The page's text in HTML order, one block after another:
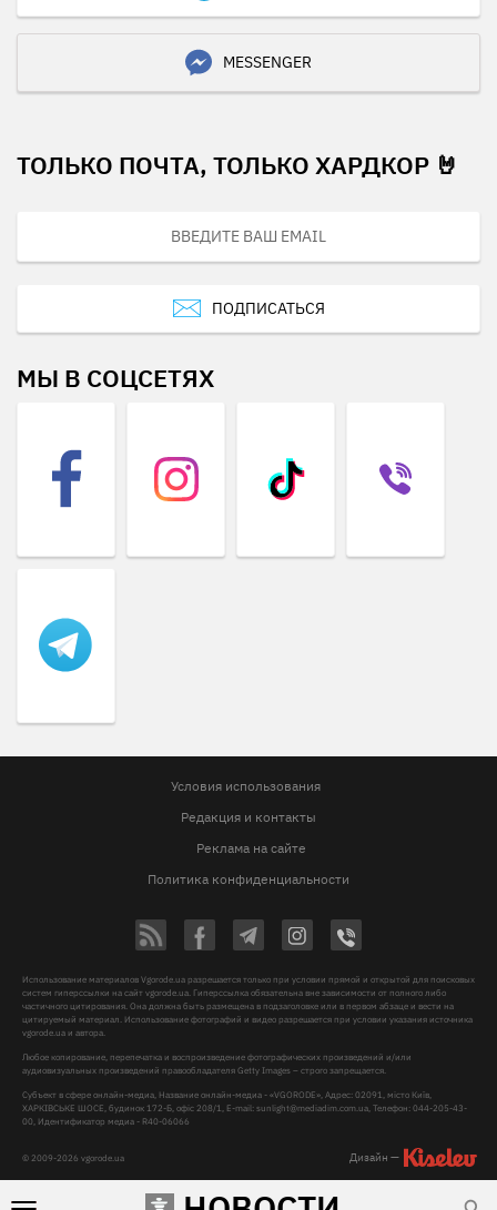
MESSENGER
ТОЛЬКО ПОЧТА, ТОЛЬКО ХАРДКОР 🤘
ПОДПИСАТЬСЯ
МЫ В СОЦСЕТЯХ
Условия использования
Редакция и контакты
Реклама на сайте
Политика конфиденциальности
© 2009-2026 vgorode.ua
Использование материалов Vgorode.ua разрешается только при условии прямой и открытой для поисковых
систем гиперссылки на сайт vgorode.ua. Гиперссылка обязательна вне зависимости от полного либо
частичного цитирования. Она должна быть размещена в подзаголовке или в первом абзаце и вести на
цитируемый материал. Использование фотографий и видео разрешается при условии указания источника
vgorode.ua и автора.
Любое копирование, перепечатка и воспроизведение фотографических произведений и/или
аудиовизуальных произведений правообладателя Getty Images – строго запрещается.
Субъект в сфере онлайн-медиа, Название онлайн-медиа - «VGORODE», Адрес: 02091, місто Київ,
ХАРКІВСЬКЕ ШОСЕ, будинок 172-Б, офіс 208/1, E-mail:sunlight@mediadim.com.ua , Телефон: 044-205-43-
00, Идентификатор медиа - R40-06066
Дизайн —